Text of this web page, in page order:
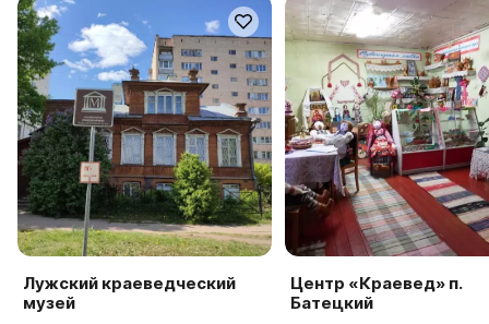
Лужский краеведческий
музей
Центр «Краевед» п.
Батецкий